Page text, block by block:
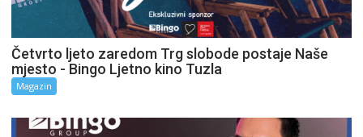
Četvrto ljeto zaredom Trg slobode postaje Naše
mjesto - Bingo Ljetno kino Tuzla
Magazin